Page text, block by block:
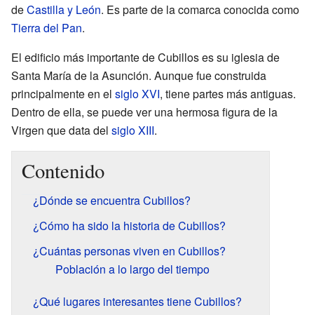
deCastilla y León. Es parte de la comarca conocida como
Tierra del Pan.
El edificio más importante de Cubillos es su iglesia de
Santa María de la Asunción. Aunque fue construida
principalmente en el siglo XVI, tiene partes más antiguas.
Dentro de ella, se puede ver una hermosa figura de la
Virgen que data del siglo XIII.
Contenido
¿Dónde se encuentra Cubillos?
¿Cómo ha sido la historia de Cubillos?
¿Cuántas personas viven en Cubillos?
Población a lo largo del tiempo
¿Qué lugares interesantes tiene Cubillos?